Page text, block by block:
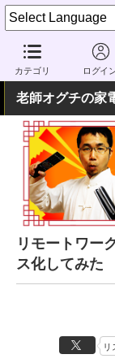
カテゴリ ログイ
家電 Watch その他
老師オグチの家
リモートワー
ス化してみた
リ